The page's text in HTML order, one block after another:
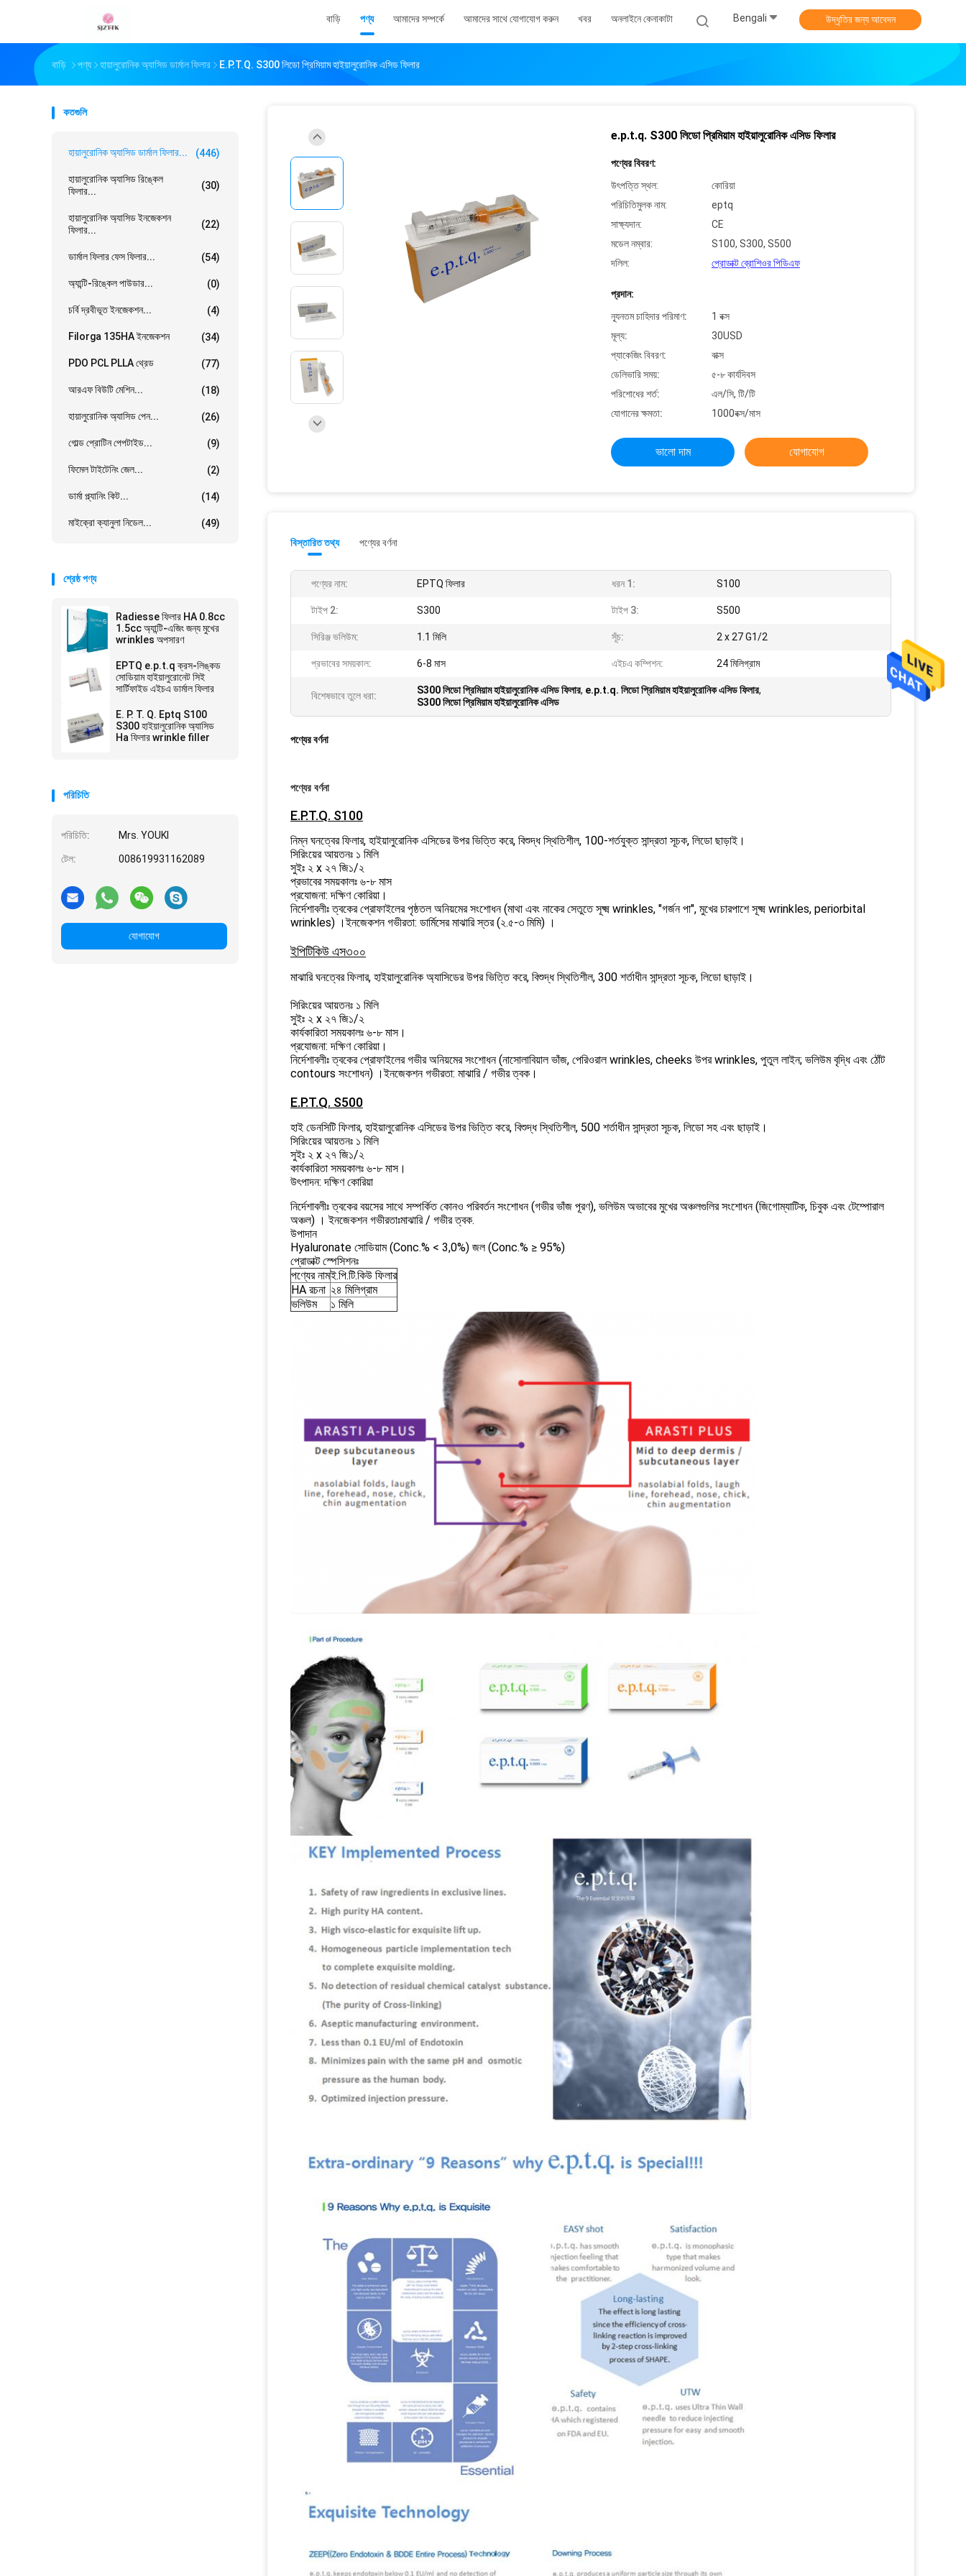
বাড়ি পণ্য আমাদের সম্পর্কে আমাদের সাথে যোগাযোগ করুন খবর অনলাইনে কেনাকাটা Bengali উদ্ধৃতির জন্য আবেদন
বাড়ি পণ্য হায়ালুরোনিক অ্যাসিড ডার্মাল ফিলার E.p.t.q. S300 লিডো প্রিমিয়াম হাইয়ালুরোনিক এসিড ফিলার
কতগুলি
হায়ালুরোনিক অ্যাসিড ডার্মাল ফিলার... (446)
হায়ালুরোনিক অ্যাসিড রিঙ্কেল
ফিলার...
(30)
হায়ালুরোনিক অ্যাসিড ইনজেকশন
ফিলার...
(22)
ডার্মাল ফিলার ফেস ফিলার... (54)
অ্যান্টি-রিঙ্কেল পাউডার... (0)
চর্বি দ্রবীভূত ইনজেকশন... (4)
Filorga 135HA ইনজেকশন (34)
PDO PCL PLLA থ্রেড (77)
আরএফ বিউটি মেশিন... (18)
হায়ালুরোনিক অ্যাসিড পেন... (26)
গোল্ড প্রোটিন পেপটাইড... (9)
ফিমেল টাইটেনিং জেল... (2)
ডার্মা প্ল্যানিং কিট... (14)
মাইক্রো ক্যানুলা নিডেল... (49)
শ্রেষ্ঠ পণ্য
Radiesse ফিলার HA 0.8cc
1.5cc অ্যান্টি-এজিং জন্য মুখের
wrinkles অপসারণ
EPTQ e.p.t.q ক্রস-লিঙ্কড
সোডিয়াম হাইয়ালুরোনেট সিই
সার্টিফাইড এইচএ ডার্মাল ফিলার
E. P. T. Q. Eptq S100
S300 হাইয়ালুরোনিক অ্যাসিড
Ha ফিলার wrinkle filler
পরিচিতি
পরিচিতি: Mrs. YOUKI
টেল: 008619931162089
যোগাযোগ
e.p.t.q. S300 লিডো প্রিমিয়াম হাইয়ালুরোনিক এসিড ফিলার
পণ্যের বিবরণ:
উৎপত্তি স্থল:
কোরিয়া
পরিচিতিমুলক নাম:
eptq
সাক্ষ্যদান:
CE
মডেল নম্বার:
S100, S300, S500
দলিল:
প্রোডাক্ট ব্রোশিওর পিডিএফ
প্রদান:
ন্যূনতম চাহিদার পরিমাণ:
1 বক্স
মূল্য:
30USD
প্যাকেজিং বিবরণ:
বাক্স
ডেলিভারি সময়:
৫-৮ কার্যদিবস
পরিশোধের শর্ত:
এল/সি, টি/টি
যোগানের ক্ষমতা:
1000বক্স/মাস
ভালো দাম যোগাযোগ
বিস্তারিত তথ্য পণ্যের বর্ণনা
পণ্যের নাম: EPTQ ফিলার ধরন 1: S100
টাইপ 2: S300 টাইপ 3: S500
সিরিঞ্জ ভলিউম: 1.1 মিলি সূঁচ: 2 x 27 G1/2
প্রভাবের সময়কাল: 6-8 মাস এইচএ কম্পিশন: 24 মিলিগ্রাম
বিশেষভাবে তুলে ধরা: S300 লিডো প্রিমিয়াম হাইয়ালুরোনিক এসিড ফিলার, e.p.t.q. লিডো প্রিমিয়াম হাইয়ালুরোনিক এসিড ফিলার,
S300 লিডো প্রিমিয়াম হাইয়ালুরোনিক এসিড
পণ্যের বর্ণনা
পণ্যের বর্ণনা
E.P.T.Q. S100
নিম্ন ঘনত্বের ফিলার, হাইয়ালুরোনিক এসিডের উপর ভিত্তি করে, বিশুদ্ধ স্থিতিশীল, 100-শর্তযুক্ত সান্দ্রতা সূচক, লিডো ছাড়াই।
সিরিংয়ের আয়তনঃ ১ মিলি
সুইঃ ২ x ২৭ জি১/২
প্রভাবের সময়কালঃ ৬-৮ মাস
প্রযোজনা: দক্ষিণ কোরিয়া।
নির্দেশাবলীঃ ত্বকের প্রোফাইলের পৃষ্ঠতল অনিয়মের সংশোধন (মাথা এবং নাকের সেতুতে সূক্ষ্ম wrinkles, "গর্জন পা", মুখের চারপাশে সূক্ষ্ম wrinkles, periorbital
wrinkles) ।ইনজেকশন গভীরতা: ডার্মিসের মাঝারি স্তর (২.৫-৩ মিমি) ।
ইপিটিকিউ এস৩০০
মাঝারি ঘনত্বের ফিলার, হাইয়ালুরোনিক অ্যাসিডের উপর ভিত্তি করে, বিশুদ্ধ স্থিতিশীল, 300 শর্তাধীন সান্দ্রতা সূচক, লিডো ছাড়াই।
সিরিংয়ের আয়তনঃ ১ মিলি
সুইঃ ২ x ২৭ জি১/২
কার্যকারিতা সময়কালঃ ৬-৮ মাস।
প্রযোজনা: দক্ষিণ কোরিয়া।
নির্দেশাবলীঃ ত্বকের প্রোফাইলের গভীর অনিয়মের সংশোধন (নাসোলাবিয়াল ভাঁজ, পেরিওরাল wrinkles, cheeks উপর wrinkles, পুতুল লাইন; ভলিউম বৃদ্ধি এবং ঠোঁট
contours সংশোধন) ।ইনজেকশন গভীরতা: মাঝারি / গভীর ত্বক।
E.P.T.Q. S500
হাই ডেনসিটি ফিলার, হাইয়ালুরোনিক এসিডের উপর ভিত্তি করে, বিশুদ্ধ স্থিতিশীল, 500 শর্তাধীন সান্দ্রতা সূচক, লিডো সহ এবং ছাড়াই।
সিরিংয়ের আয়তনঃ ১ মিলি
সুইঃ ২ x ২৭ জি১/২
কার্যকারিতা সময়কালঃ ৬-৮ মাস।
উৎপাদন: দক্ষিণ কোরিয়া
নির্দেশাবলীঃ ত্বকের বয়সের সাথে সম্পর্কিত কোনও পরিবর্তন সংশোধন (গভীর ভাঁজ পূরণ), ভলিউম অভাবের মুখের অঞ্চলগুলির সংশোধন (জিগোম্যাটিক, চিবুক এবং টেম্পোরাল
অঞ্চল) । ইনজেকশন গভীরতাঃমাঝারি / গভীর ত্বক.
উপাদান
Hyaluronate সোডিয়াম (Conc.% < 3,0%) জল (Conc.% ≥ 95%)
প্রোডাক্ট স্পেসিশনঃ
পণ্যের নামই.পি.টি.কিউ ফিলার
HA রচনা ২৪ মিলিগ্রাম
ভলিউম
১ মিলি